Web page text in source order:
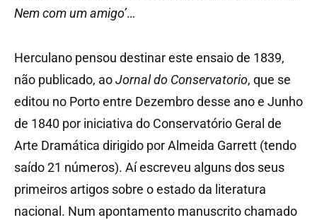
Nem com um amigo’…
Herculano pensou destinar este ensaio de 1839,
não publicado, aoJornal do Conservatorio, que se
editou no Porto entre Dezembro desse ano e Junho
de 1840 por iniciativa do Conservatório Geral de
Arte Dramática dirigido por Almeida Garrett (tendo
saído 21 números). Aí escreveu alguns dos seus
primeiros artigos sobre o estado da literatura
nacional. Num apontamento manuscrito chamado